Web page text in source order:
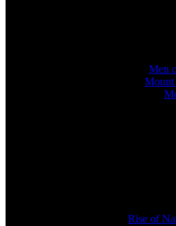
Men
Mount
Rise of